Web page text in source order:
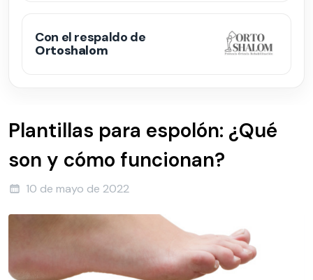
Con el respaldo de
Ortoshalom
Plantillas para espolón: ¿Qué
son y cómo funcionan?
10 de mayo de 2022